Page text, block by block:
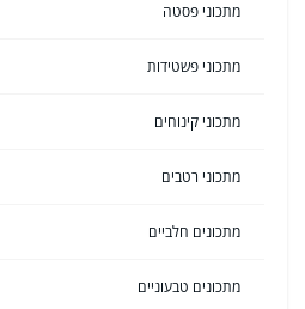
מתכוני פסטה
מתכוני פשטידות
מתכוני קינוחים
מתכוני רטבים
מתכונים חלביים
מתכונים טבעוניים